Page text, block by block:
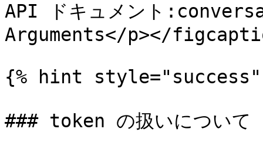
API ドキュメント
Arguments</p></
{% hint style="success"
### token の扱いについて